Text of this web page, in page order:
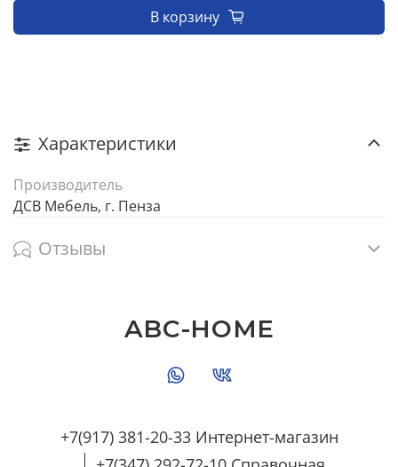
В корзину
Характеристики
Производитель
ДСВ Мебель, г. Пенза
Отзывы
+7(917) 381-20-33 Интернет-магазин
ABC-HOME